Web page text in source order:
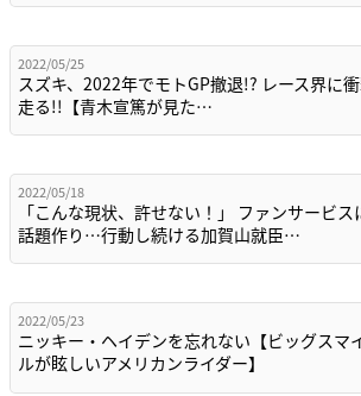
2022/05/25
スズキ、2022年でモトGP撤退!? レース界に
走る!!【青木宣篤が見た…
2022/05/18
「こんな現状、許せない！」 ファンサービス
話題作り…行動し続ける加賀山就臣…
2022/05/23
ニッキー・ヘイデンを忘れない【ビッグスマ
ルが眩しいアメリカンライダー】